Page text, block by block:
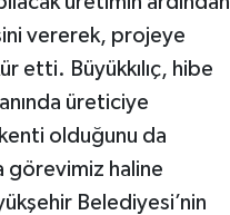
vererek, projeye
etti. Büyükkılıç, hibe
üreticiye
olduğunu da
haline
Belediyesi’nin